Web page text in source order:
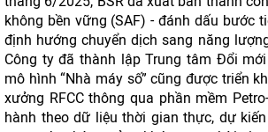
không bền vững (SAF) - đánh dấu bước
định hướng chuyển dịch sang năng
Công ty đã thành lập Trung tâm Đổi
mô hình “Nhà máy số” cũng được triển
xưởng RFCC thông qua phần mềm
hành theo dữ liệu thời gian thực, dự